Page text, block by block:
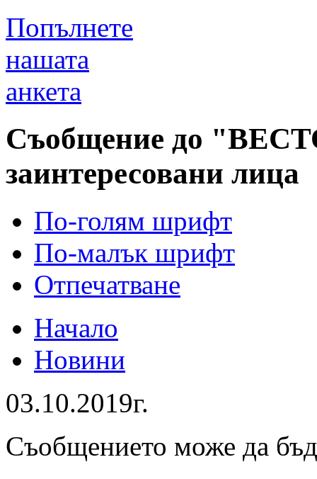
Попълнете
нашата
анкета
Съобщение до
заинтересовани лица
По-голям шрифт
По-малък шрифт
Отпечатване
Начало
Новини
03.10.2019г.
Съобщението може да